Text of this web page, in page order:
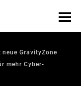
GravityZone
mehr Cyber-